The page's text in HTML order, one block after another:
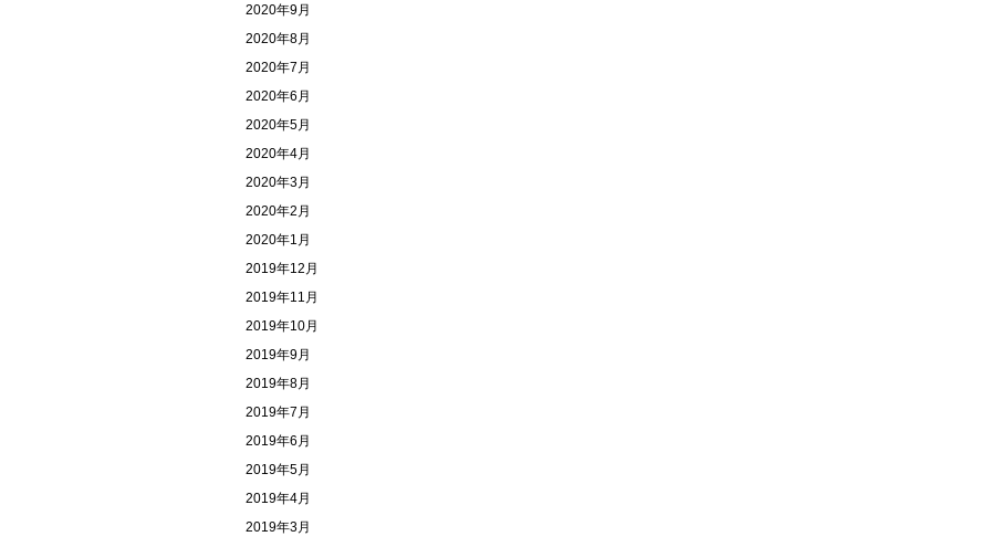
2020年9月
2020年8月
2020年7月
2020年6月
2020年5月
2020年4月
2020年3月
2020年2月
2020年1月
2019年12月
2019年11月
2019年10月
2019年9月
2019年8月
2019年7月
2019年6月
2019年5月
2019年4月
2019年3月